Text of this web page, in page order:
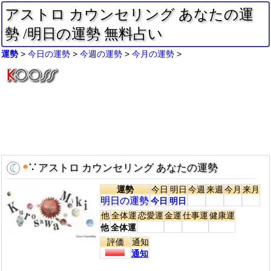
アストロ カウンセリング あなたの運
勢 /明日の運勢 無料占い
運勢 今日の運勢 今週の運勢 今月の運勢
●∵ アストロ カウンセリング あなたの運勢
運勢
明日の運勢
今日
今日
明日
明日
今週来週今月来月
他
他
全体運
全体運
恋愛運金運仕事運健康運
評価
通知
通知